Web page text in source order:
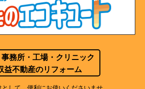
事務所・工場・クリニック
益不動産のリフォーム